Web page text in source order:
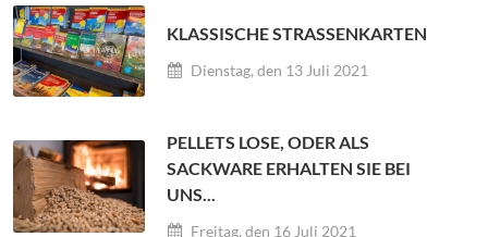
KLASSISCHE STRASSENKARTEN
Dienstag, den 13 Juli 2021
PELLETS LOSE, ODER ALS
SACKWARE ERHALTEN SIE BEI
UNS...
Freitag, den 16 Juli 2021